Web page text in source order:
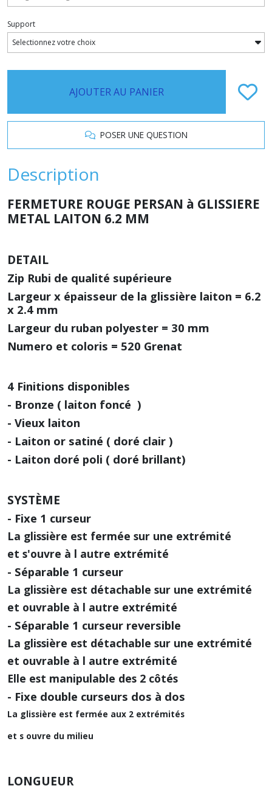
Support
AJOUTER AU PANIER
POSER UNE QUESTION
Description
FERMETURE ROUGE PERSAN à GLISSIERE
METAL LAITON 6.2 MM
DETAIL
Zip Rubi de qualité supérieure
Largeur x épaisseur de la glissière laiton = 6.2
x 2.4 mm
Largeur du ruban polyester = 30 mm
Numero et coloris = 520 Grenat
4 Finitions disponibles
- Bronze ( laiton foncé )
- Vieux laiton
- Laiton or satiné ( doré clair )
- Laiton doré poli ( doré brillant)
SYSTÈME
- Fixe 1 curseur
La glissière est fermée sur une extrémité
et s'ouvre à l autre extrémité
- Séparable 1 curseur
La glissière est détachable sur une extrémité
et ouvrable à l autre extrémité
- Séparable 1 curseur reversible
La glissière est détachable sur une extrémité
et ouvrable à l autre extrémité
Elle est manipulable des 2 côtés
- Fixe double curseurs dos à dos
La glissière est fermée aux 2 extrémités
et s ouvre du milieu
LONGUEUR